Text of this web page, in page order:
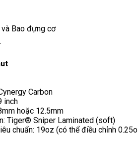
Bao đựng cơ
Carbon
inch
hoặc 12.5mm
Tiger® Sniper Laminated (soft)
chuẩn: 19oz (có thể điều chỉnh